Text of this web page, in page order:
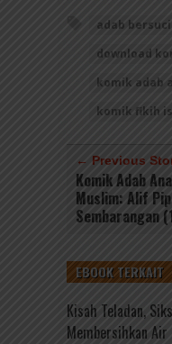
adab bersuci
download
komik adab
komik fikih
← Previous
Komik Adab
Muslim: Alif
Sembarangan
EBOOK TERKAIT
Kisah Teladan,
Membersihkan Air